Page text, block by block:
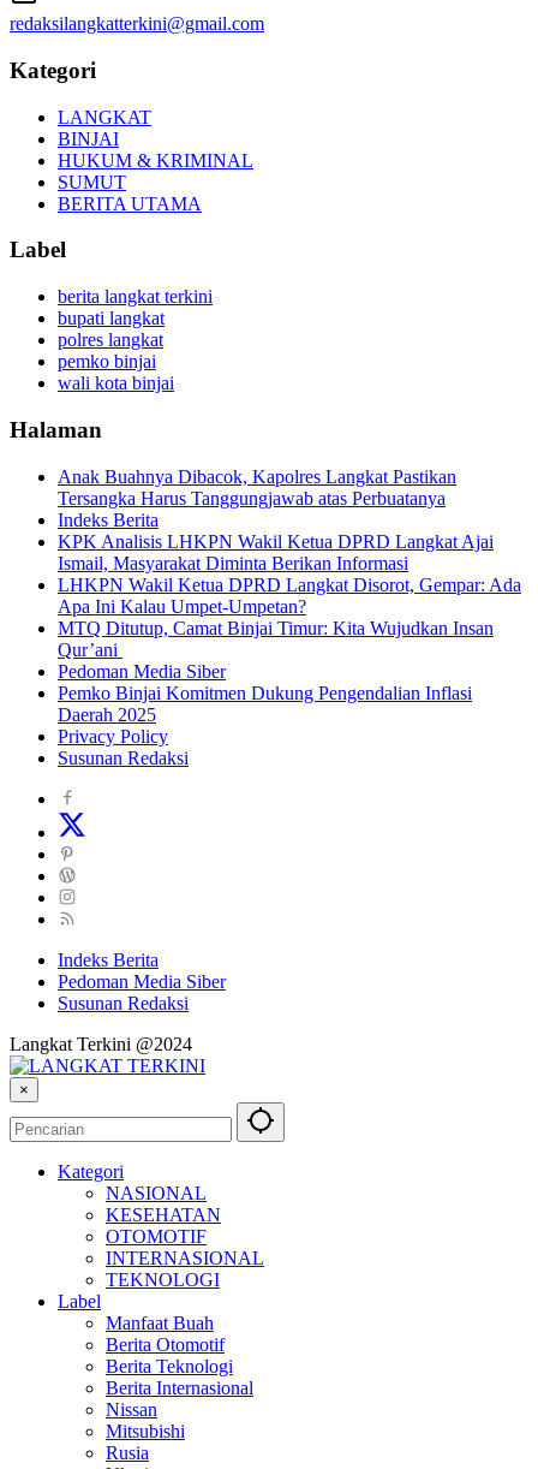
redaksilangkatterkini@gmail.com
Kategori
LANGKAT
BINJAI
HUKUM & KRIMINAL
SUMUT
BERITA UTAMA
Label
berita langkat terkini
bupati langkat
polres langkat
pemko binjai
wali kota binjai
Halaman
Anak Buahnya Dibacok, Kapolres Langkat Pastikan
Tersangka Harus Tanggungjawab atas Perbuatanya
Indeks Berita
KPK Analisis LHKPN Wakil Ketua DPRD Langkat Ajai
Ismail, Masyarakat Diminta Berikan Informasi
LHKPN Wakil Ketua DPRD Langkat Disorot, Gempar: Ada
Apa Ini Kalau Umpet-Umpetan?
MTQ Ditutup, Camat Binjai Timur: Kita Wujudkan Insan
Qur’ani
Pedoman Media Siber
Pemko Binjai Komitmen Dukung Pengendalian Inflasi
Daerah 2025
Privacy Policy
Susunan Redaksi
Indeks Berita
Pedoman Media Siber
Susunan Redaksi
Langkat Terkini @2024
×
Kategori
NASIONAL
KESEHATAN
OTOMOTIF
INTERNASIONAL
TEKNOLOGI
Label
Manfaat Buah
Berita Otomotif
Berita Teknologi
Berita Internasional
Nissan
Mitsubishi
Rusia